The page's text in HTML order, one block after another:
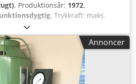
, Produktionsår: 1972,
, Trykkraft: maks.
mm Indbygningshøjde: maks. 480
355 mm Dodpfxswuutbo Ab Tjck
Pressen blev delvist renoveret
i 2002 og har fået ny styring.
Annoncer